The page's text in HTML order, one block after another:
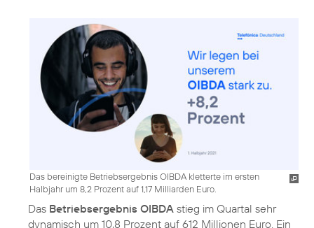
Das bereinigte Betriebsergebnis OIBDA kletterte im ersten
Halbjahr um 8,2 Prozent auf 1,17 Milliarden Euro.
Das Betriebsergebnis OIBDA stieg im Quartal sehr
dynamisch um 10,8 Prozent auf 612 Millionen Euro. Ein